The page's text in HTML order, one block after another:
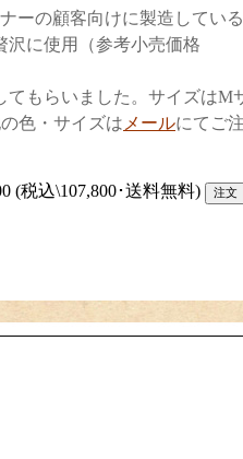
ーの顧客向けに製造してい
沢に使用（参考小売価格
もらいました。サイズはM
色・サイズは メールにてご
(税込\107,800･送料無料)